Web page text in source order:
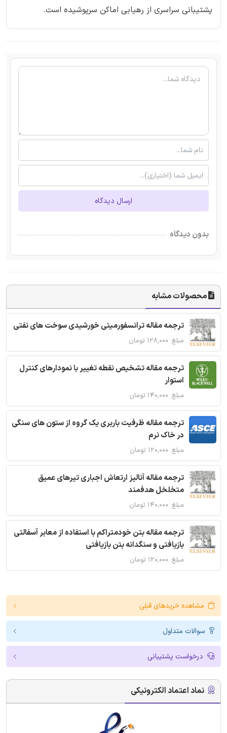
پشتیبانی سراسری از رهیابی اماکن سرپوشیده است.
ارسال دیدگاه
بدون دیدگاه
محصولات مشابه
ترجمه مقاله ترانسفورمیتی خورشیدی سوخت های نفتی
مبلغ: ۱۲۸,۰۰۰ تومان
ترجمه مقاله تشخیص نقطه تغییر با نمودارهای کنترل
استوار
مبلغ: ۱۴۰,۰۰۰ تومان
ترجمه مقاله ظرفیت باربری یک گروه از ستون های سنگی
در خاک نرم
مبلغ: ۱۲۰,۰۰۰ تومان
ترجمه مقاله آنالیز ارتعاش اجباری تیرهای عمیق
متخلخل هدفمند
مبلغ: ۱۴۰,۰۰۰ تومان
ترجمه مقاله بتن خودمتراکم با استفاده از معابر آسفالتی
بازیافتی و سنگدانه بتن بازیافتی
مبلغ: ۱۲۰,۰۰۰ تومان
مشاهده خریدهای قبلی
سوالات متداول
درخواست پشتیبانی
نماد اعتماد الکترونیکی